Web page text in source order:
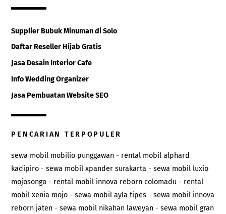
Supplier Bubuk Minuman di Solo
Daftar Reseller Hijab Gratis
Jasa Desain Interior Cafe
Info Wedding Organizer
Jasa Pembuatan Website SEO
PENCARIAN TERPOPULER
sewa mobil mobilio punggawan - rental mobil alphard
kadipiro -sewa mobil xpander surakarta -sewa mobil luxio
mojosongo - rental mobil innova reborn colomadu - rental
mobil xenia mojo -sewa mobil ayla tipes -sewa mobil innova
reborn jaten -sewa mobil nikahan laweyan -sewa mobil gran